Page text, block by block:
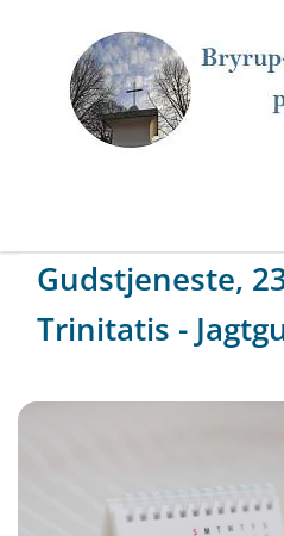
Gudstjeneste,
Trinitatis -